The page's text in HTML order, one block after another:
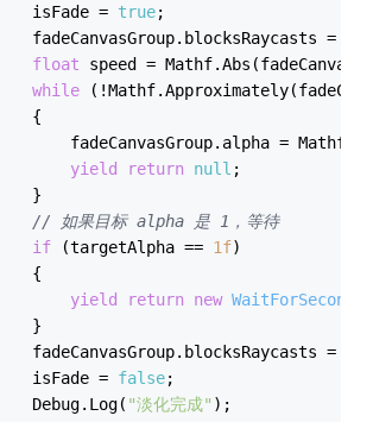
isFade =
true;
fadeCanvasGroup.blocksRaycasts =
float speed =
while
{
fadeCanvasGroup.alpha =
yield
return null ;
}
// 如果目标 alpha 是 1，等待
if (targetAlpha == 1f)
{
yield
return new WaitForSeconds
}
fadeCanvasGroup.blocksRaycasts =
isFade =
false;
Debug.Log(
"淡化完成" );